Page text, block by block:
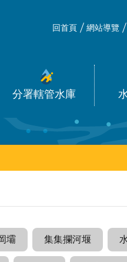
回首頁 網站導覽
分署轄管水庫
壩 集集攔河堰